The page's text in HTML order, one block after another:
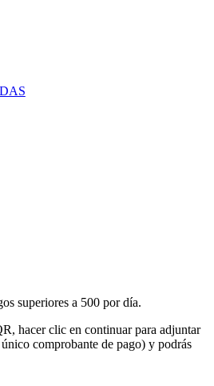
superiores a 500 por día.
hacer clic en continuar para adjuntar
comprobante de pago) y podrás